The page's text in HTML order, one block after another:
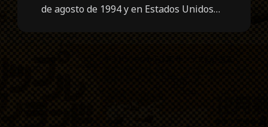
de agosto de 1994 y en Estados Unidos…